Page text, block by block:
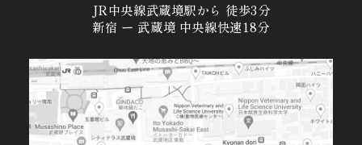
JR中央線武蔵境駅から 徒歩3分
新宿 ー 武蔵境 中央線快速18分